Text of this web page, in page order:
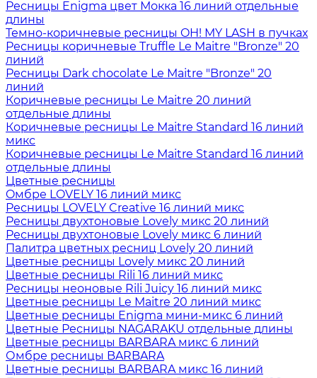
Ресницы Enigma цвет Мокка 16 линий отдельные
длины
Темно-коричневые ресницы OH! MY LASH в пучках
Ресницы коричневые Truffle Le Maitre "Bronze" 20
линий
Ресницы Dark chocolate Le Maitre "Bronze" 20
линий
Коричневые ресницы Le Maitre 20 линий
отдельные длины
Коричневые ресницы Le Maitre Standard 16 линий
микс
Коричневые ресницы Le Maitre Standard 16 линий
отдельные длины
Цветные ресницы
Oмбре LOVELY 16 линий микс
Ресницы LOVELY Creative 16 линий микс
Ресницы двухтоновые Lovely микс 20 линий
Ресницы двухтоновые Lovely микс 6 линий
Палитра цветных ресниц Lovely 20 линий
Цветные ресницы Lovely микс 20 линий
Цветные ресницы Rili 16 линий микс
Ресницы неоновые Rili Juicy 16 линий микс
Цветные ресницы Le Maitre 20 линий микс
Цветные ресницы Enigma мини-микс 6 линий
Цветные Ресницы NAGARAKU отдельные длины
Цветные ресницы BARBARA микс 6 линий
Омбре ресницы BARBARA
Цветные ресницы BARBARA микс 16 линий